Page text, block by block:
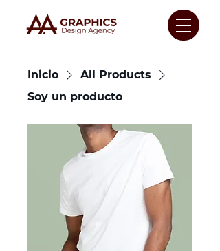
Inicio
All Products
Soy un producto